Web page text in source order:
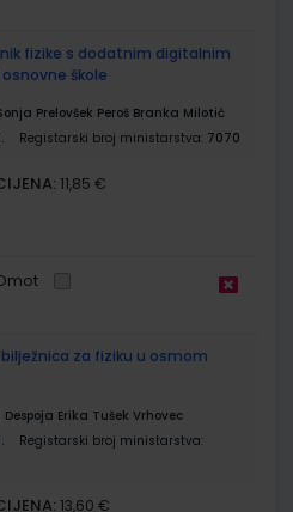
fizike s dodatnim digitalnim
škole
Prelovšek Peroš Branka Milotić
Registarski broj ministarstva: 7070
11,85 €
bilježnica za fiziku u osmom
Erika Tušek Vrhovec
Registarski broj ministarstva:
13,60 €